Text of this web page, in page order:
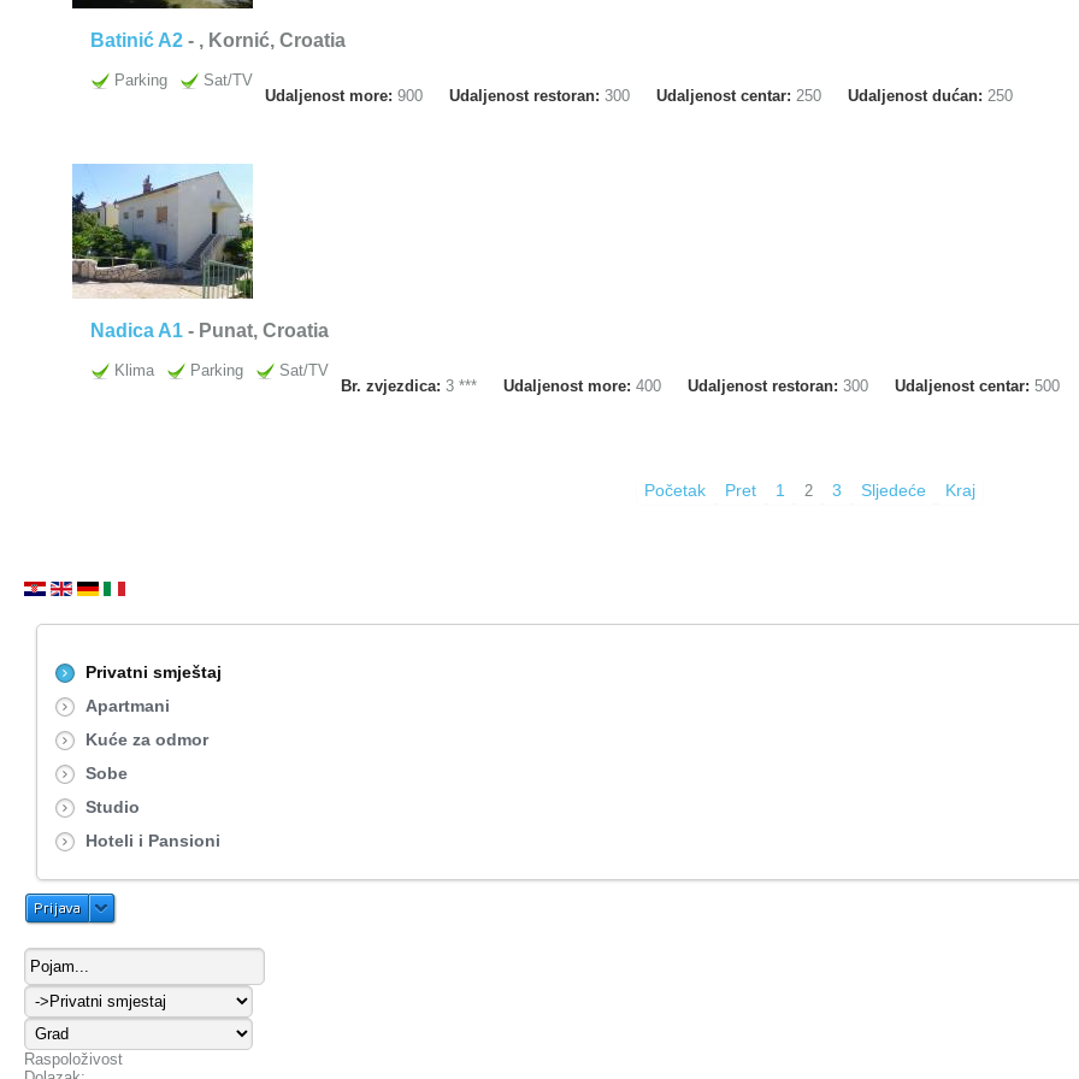
Batinić A2 - , Kornić, Croatia
Parking
Sat/TV
Udaljenost more: 900 Udaljenost restoran: 300 Udaljenost centar: 250 Udaljenost dućan: 250
Nadica A1 - Punat, Croatia
Klima Parking
Sat/TV
Br. zvjezdica: 3 *** Udaljenost more: 400 Udaljenost restoran: 300 Udaljenost centar: 500
Početak Pret 1 2 3 Sljedeće Kraj
Privatni smještaj
Apartmani
Kuće za odmor
Sobe
Studio
Hoteli i Pansioni
Prijava
Raspoloživost